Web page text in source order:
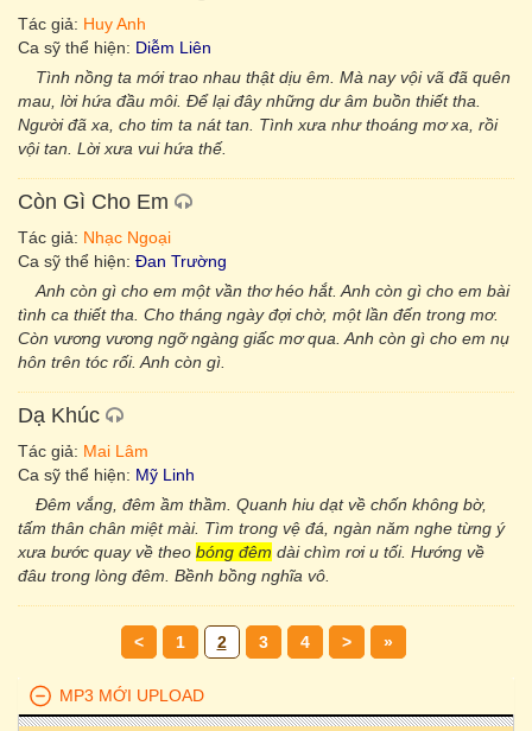
Tác giả: Huy Anh
Ca sỹ thể hiện: Diễm Liên
Tình nồng ta mới trao nhau thật dịu êm. Mà nay vội vã đã quên
mau, lời hứa đầu môi. Để lại đây những dư âm buồn thiết tha.
Người đã xa, cho tim ta nát tan. Tình xưa như thoáng mơ xa, rồi
vội tan. Lời xưa vui hứa thế.
Còn Gì Cho Em
Tác giả: Nhạc Ngoại
Ca sỹ thể hiện: Đan Trường
Anh còn gì cho em một vần thơ héo hắt. Anh còn gì cho em bài
tình ca thiết tha. Cho tháng ngày đợi chờ, một lần đến trong mơ.
Còn vương vương ngỡ ngàng giấc mơ qua. Anh còn gì cho em nụ
hôn trên tóc rối. Anh còn gì.
Dạ Khúc
Tác giả: Mai Lâm
Ca sỹ thể hiện: Mỹ Linh
Đêm vắng, đêm ầm thầm. Quanh hiu dạt về chốn không bờ,
tấm thân chân miệt mài. Tìm trong vệ đá, ngàn năm nghe từng ý
xưa bước quay về theo bóng đêm dài chìm rơi u tối. Hướng về
đâu trong lòng đêm. Bềnh bồng nghĩa vô.
< 1 2 3 4 > »
MP3 MỚI UPLOAD